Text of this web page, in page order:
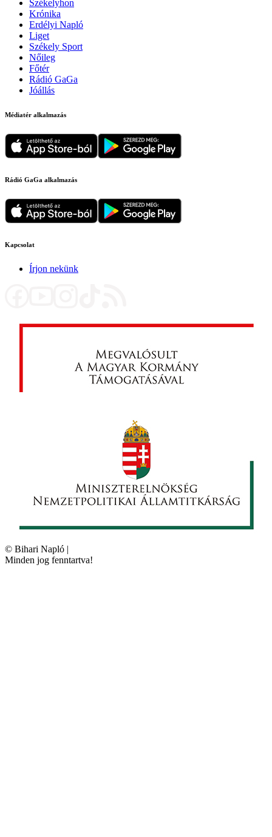
Székelyhon
Krónika
Erdélyi Napló
Liget
Székely Sport
Nőileg
Főtér
Rádió GaGa
Jóállás
Médiatér alkalmazás
Rádió GaGa alkalmazás
Kapcsolat
Írjon nekünk
© Bihari Napló |
Minden jog fenntartva!